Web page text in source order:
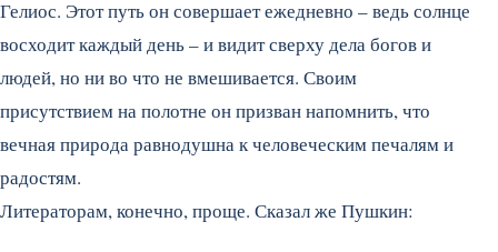
Гелиос. Этот путь он совершает ежедневно – ведь солнце
восходит каждый день – и видит сверху дела богов и
людей, но ни во что не вмешивается. Своим
присутствием на полотне он призван напомнить, что
вечная природа равнодушна к человеческим печалям и
радостям.
Литераторам, конечно, проще. Сказал же Пушкин: